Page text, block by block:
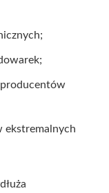
ekstremalnych